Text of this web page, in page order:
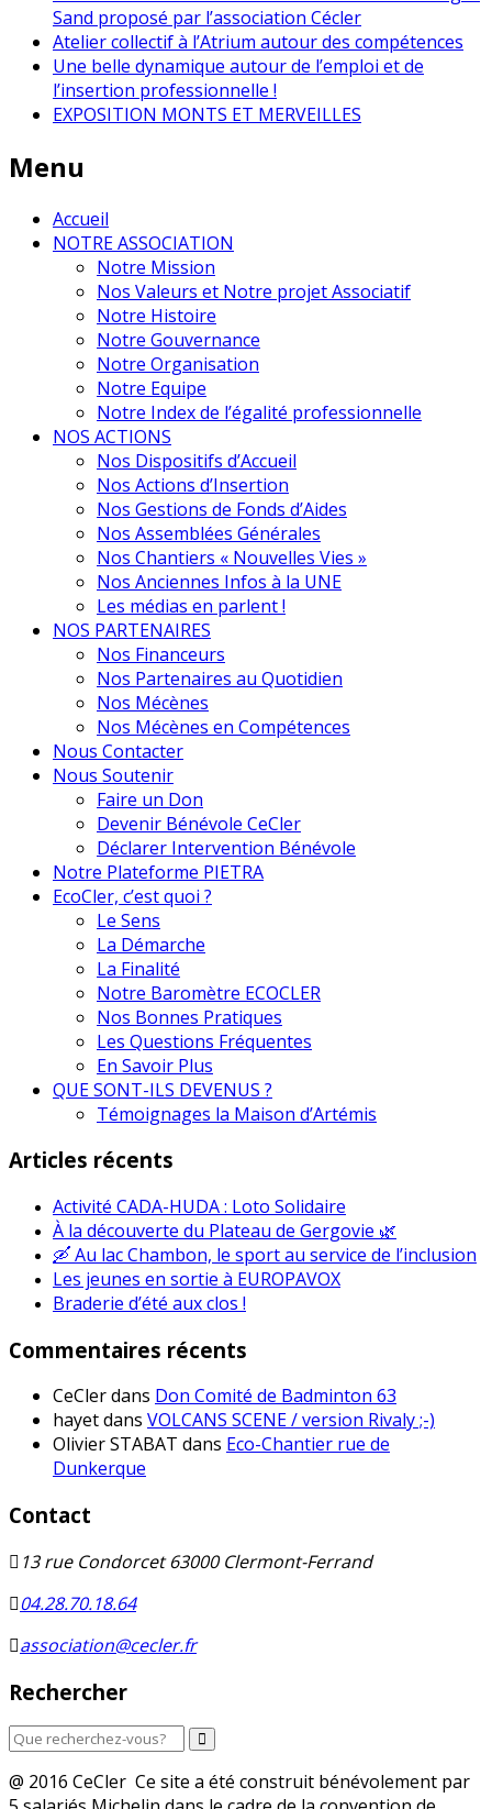
Sand proposé par l’association Cécler
Atelier collectif à l’Atrium autour des compétences
Une belle dynamique autour de l’emploi et de
l’insertion professionnelle !
EXPOSITION MONTS ET MERVEILLES
Menu
Accueil
NOTRE ASSOCIATION
Notre Mission
Nos Valeurs et Notre projet Associatif
Notre Histoire
Notre Gouvernance
Notre Organisation
Notre Equipe
Notre Index de l’égalité professionnelle
NOS ACTIONS
Nos Dispositifs d’Accueil
Nos Actions d’Insertion
Nos Gestions de Fonds d’Aides
Nos Assemblées Générales
Nos Chantiers « Nouvelles Vies »
Nos Anciennes Infos à la UNE
Les médias en parlent !
NOS PARTENAIRES
Nos Financeurs
Nos Partenaires au Quotidien
Nos Mécènes
Nos Mécènes en Compétences
Nous Contacter
Nous Soutenir
Faire un Don
Devenir Bénévole CeCler
Déclarer Intervention Bénévole
Notre Plateforme PIETRA
EcoCler, c’est quoi ?
Le Sens
La Démarche
La Finalité
Notre Baromètre ECOCLER
Nos Bonnes Pratiques
Les Questions Fréquentes
En Savoir Plus
QUE SONT-ILS DEVENUS ?
Témoignages la Maison d’Artémis
Articles récents
Activité CADA-HUDA : Loto Solidaire
À la découverte du Plateau de Gergovie 🌿
🛶 Au lac Chambon, le sport au service de l’inclusion
Les jeunes en sortie à EUROPAVOX
Braderie d’été aux clos !
Commentaires récents
CeClerdans Don Comité de Badminton 63
hayetdans VOLCANS SCENE / version Rivaly ;-)
Olivier STABAT dans Eco-Chantier rue de
Dunkerque
Contact
13 rue Condorcet 63000 Clermont-Ferrand
04.28.70.18.64
association@cecler.fr
Rechercher
@ 2016 CeCler Ce site a été construit bénévolement par